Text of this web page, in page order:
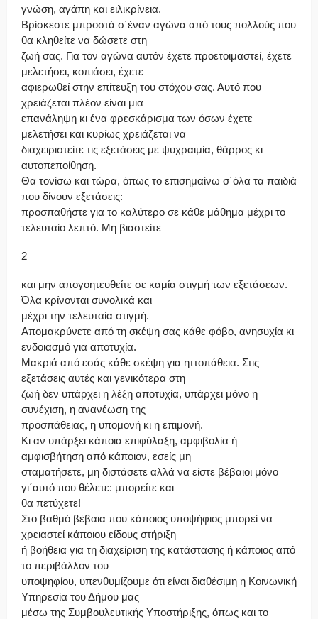
γνώση, αγάπη και ειλικρίνεια.
Βρίσκεστε μπροστά σ΄έναν αγώνα από τους πολλούς που
θα κληθείτε να δώσετε στη
ζωή σας. Για τον αγώνα αυτόν έχετε προετοιμαστεί, έχετε
μελετήσει, κοπιάσει, έχετε
αφιερωθεί στην επίτευξη του στόχου σας. Αυτό που
χρειάζεται πλέον είναι μια
επανάληψη κι ένα φρεσκάρισμα των όσων έχετε
μελετήσει και κυρίως χρειάζεται να
διαχειριστείτε τις εξετάσεις με ψυχραιμία, θάρρος κι
αυτοπεποίθηση.
Θα τονίσω και τώρα, όπως το επισημαίνω σ΄όλα τα παιδιά
που δίνουν εξετάσεις:
προσπαθήστε για το καλύτερο σε κάθε μάθημα μέχρι το
τελευταίο λεπτό. Μη βιαστείτε
2
και μην απογοητευθείτε σε καμία στιγμή των εξετάσεων.
Όλα κρίνονται συνολικά και
μέχρι την τελευταία στιγμή.
Απομακρύνετε από τη σκέψη σας κάθε φόβο, ανησυχία κι
ενδοιασμό για αποτυχία.
Μακριά από εσάς κάθε σκέψη για ηττοπάθεια. Στις
εξετάσεις αυτές και γενικότερα στη
ζωή δεν υπάρχει η λέξη αποτυχία, υπάρχει μόνο η
συνέχιση, η ανανέωση της
προσπάθειας, η υπομονή κι η επιμονή.
Κι αν υπάρξει κάποια επιφύλαξη, αμφιβολία ή
αμφισβήτηση από κάποιον, εσείς μη
σταματήσετε, μη διστάσετε αλλά να είστε βέβαιοι μόνο
γι΄αυτό που θέλετε: μπορείτε και
θα πετύχετε!
Στο βαθμό βέβαια που κάποιος υποψήφιος μπορεί να
χρειαστεί κάποιου είδους στήριξη
ή βοήθεια για τη διαχείριση της κατάστασης ή κάποιος από
το περιβάλλον του
υποψηφίου, υπενθυμίζουμε ότι είναι διαθέσιμη η Κοινωνική
Υπηρεσία του Δήμου μας
μέσω της Συμβουλευτικής Υποστήριξης, όπως και το